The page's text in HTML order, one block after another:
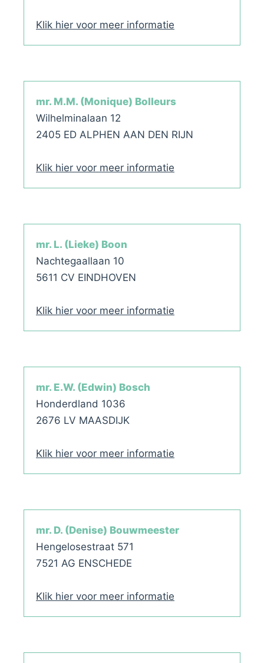
Klik hier voor meer informatie
mr. M.M. (Monique) Bolleurs
Wilhelminalaan 12
2405 ED ALPHEN AAN DEN RIJN
Klik hier voor meer informatie
mr. L. (Lieke) Boon
Nachtegaallaan 10
5611 CV EINDHOVEN
Klik hier voor meer informatie
mr. E.W. (Edwin) Bosch
Honderdland 1036
2676 LV MAASDIJK
Klik hier voor meer informatie
mr. D. (Denise) Bouwmeester
Hengelosestraat 571
7521 AG ENSCHEDE
Klik hier voor meer informatie